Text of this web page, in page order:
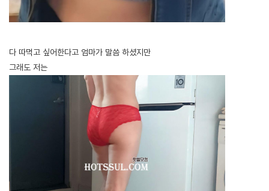
다 따먹고 싶어한다고 엄마가 말씀 하셨지만
그래도 저는